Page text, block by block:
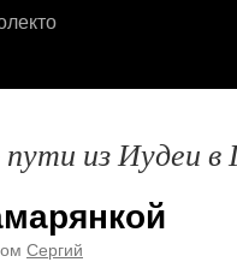
из Иудеи в
Сергий